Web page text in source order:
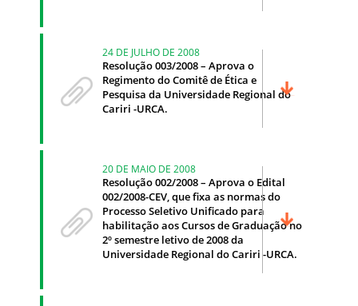
24 DE JULHO DE 2008
Resolução 003/2008 – Aprova o
Regimento do Comitê de Ética e
Pesquisa da Universidade Regional do
Cariri -URCA.
20 DE MAIO DE 2008
Resolução 002/2008 – Aprova o Edital
002/2008-CEV, que fixa as normas do
Processo Seletivo Unificado para
habilitação aos Cursos de Graduação no
2º semestre letivo de 2008 da
Universidade Regional do Cariri -URCA.